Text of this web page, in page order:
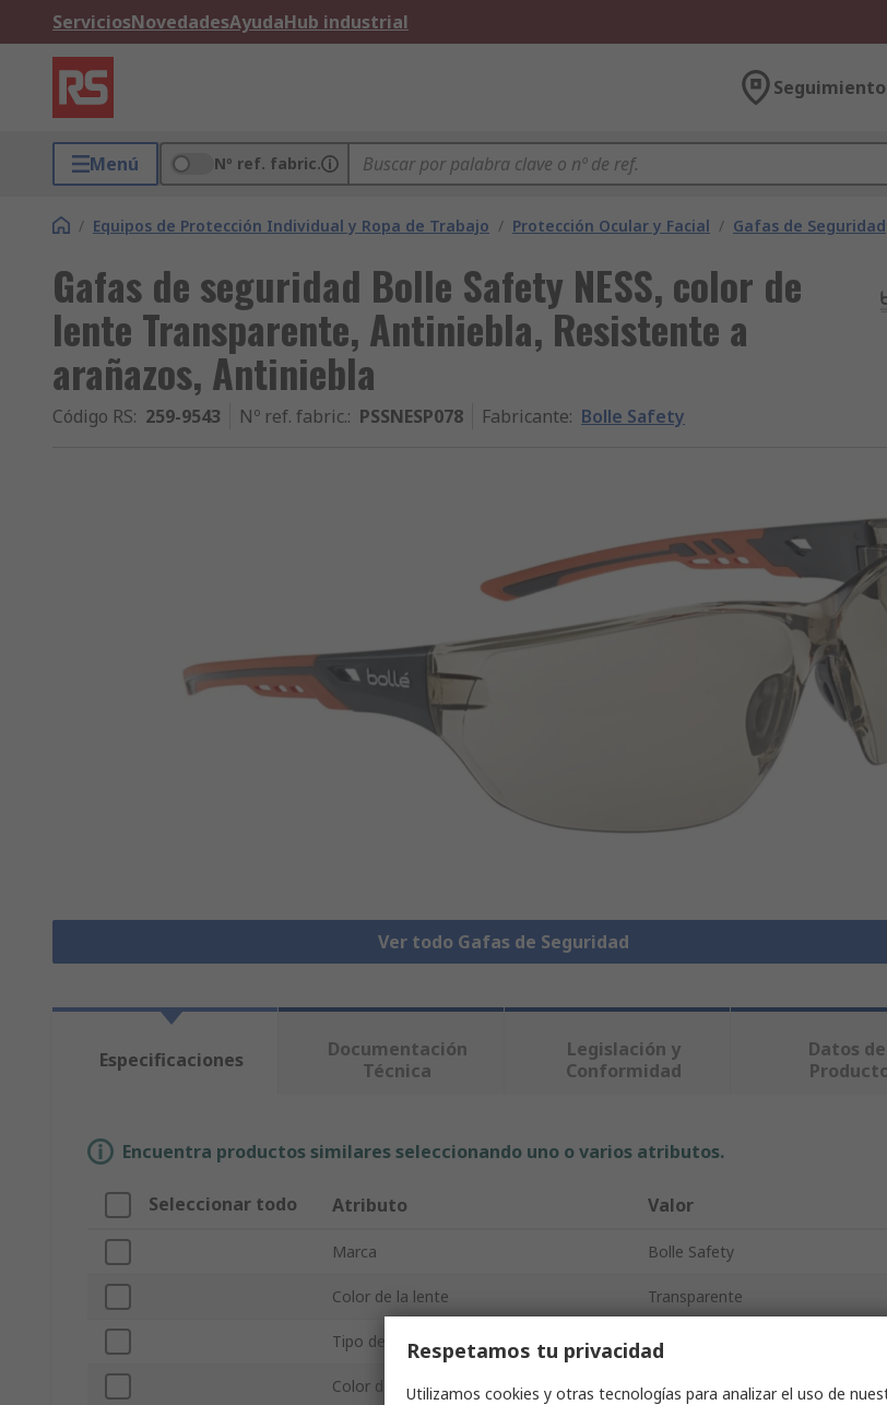
ServiciosNovedadesAyudaHub industrial
Menú Nº ref. fabric.
/ Equipos de Protección Individual y Ropa de Trabajo / Protección Ocular y Facial / Gafas de Seguridad
Gafas de seguridad Bolle Safety NESS, color de
lente Transparente, Antiniebla, Resistente a
arañazos, Antiniebla
Código RS: 259-9543 Nº ref. fabric.: PSSNESP078 Fabricante: Bolle Safety
Ver todo Gafas de Seguridad
Especificaciones
Documentación
Técnica
Legislación y
Conformidad
Datos
Encuentra productos similares seleccionando uno o varios atributos.
Seleccionar todo Atributo Valor
Marca Bolle Safety
Color de la lente Transparente
Tipo de producto Gafas de seguridad
Color de montura Naranja, Negro
Respetamos tu privacidad
Utilizamos cookies y otras tecnologías para analizar el uso de